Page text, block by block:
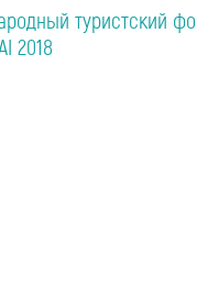
туристский
2018